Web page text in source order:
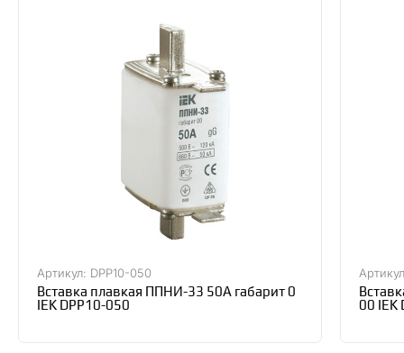
Артикул: DPP10-050
Вставка плавкая ППНИ-33 50А габарит 0
IEK DPP10-050
00 IEK